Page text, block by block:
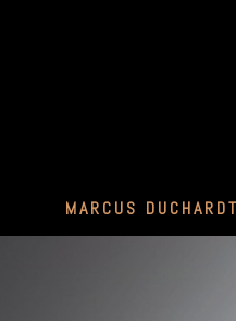
MARCUS DUCHARDT